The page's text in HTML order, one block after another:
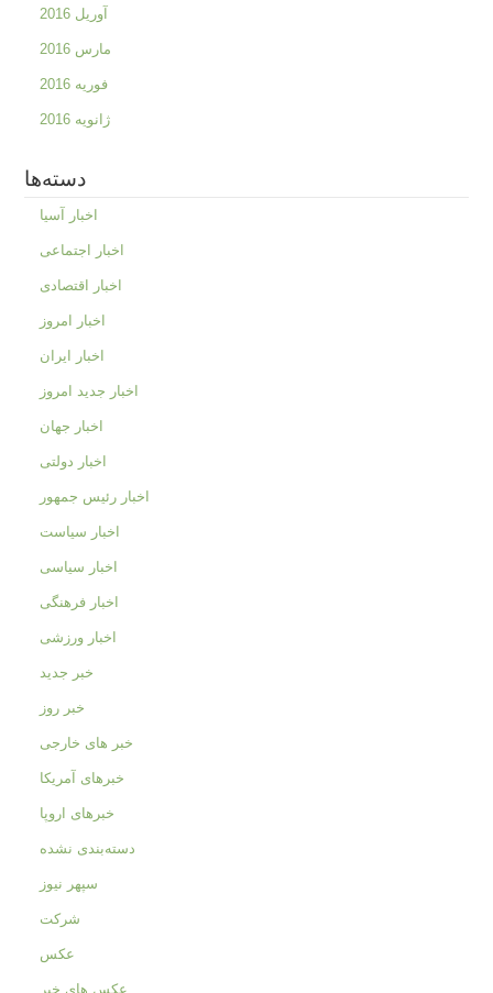
آوریل 2016
مارس 2016
فوریه 2016
ژانویه 2016
دسته‌ها
اخبار آسیا
اخبار اجتماعی
اخبار اقتصادی
اخبار امروز
اخبار ایران
اخبار جدید امروز
اخبار جهان
اخبار دولتی
اخبار رئیس جمهور
اخبار سیاست
اخبار سیاسی
اخبار فرهنگی
اخبار ورزشی
خبر جدید
خبر روز
خبر های خارجی
خبرهای آمریکا
خبرهای اروپا
دسته‌بندی نشده
سپهر نیوز
شرکت
عکس
عکس های خبر